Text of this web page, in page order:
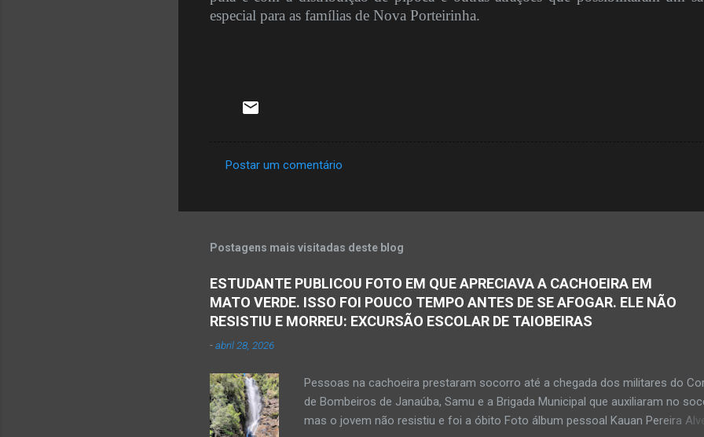
especial para as famílias de Nova Porteirinha.
e
t
á
o
s
Postar um comentário
Postagens mais visitadas deste blog
ESTUDANTE PUBLICOU FOTO EM QUE APRECIAVA A CACHOEIRA EM
MATO VERDE. ISSO FOI POUCO TEMPO ANTES DE SE AFOGAR. ELE NÃO
RESISTIU E MORREU: EXCURSÃO ESCOLAR DE TAIOBEIRAS
-abril 28, 2026
Pessoas na cachoeira prestaram socorro até a chegada dos militares do
de Bombeiros de Janaúba, Samu e a Brigada Municipal que auxiliaram no
mas o jovem não resistiu e foi a óbito Foto álbum pessoal Kauan Pereira